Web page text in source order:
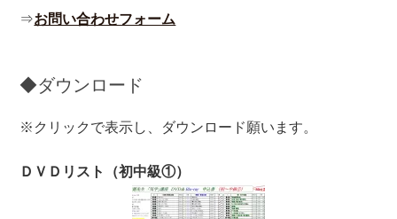
⇒お問い合わせフォーム
◆ダウンロード
※クリックで表示し、ダウンロード願います。
ＤＶＤリスト（初中級①）